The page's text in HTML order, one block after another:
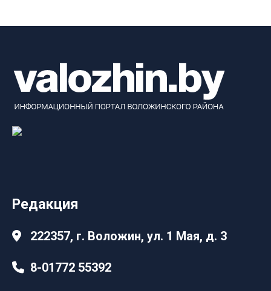
Редакция
222357, г. Воложин, ул. 1 Мая, д. 3
8-01772 55392